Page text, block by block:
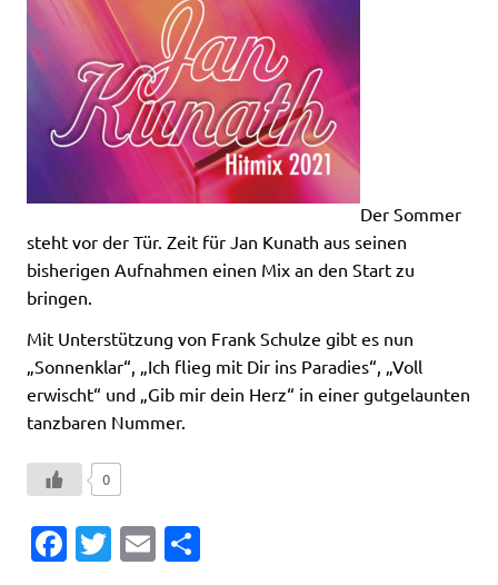
Der Sommer
steht vor der Tür. Zeit für Jan Kunath aus seinen
bisherigen Aufnahmen einen Mix an den Start zu
bringen.
Mit Unterstützung von Frank Schulze gibt es nun
„Sonnenklar“, „Ich flieg mit Dir ins Paradies“, „Voll
erwischt“ und „Gib mir dein Herz“ in einer gutgelaunten
tanzbaren Nummer.
0
Fa T
E